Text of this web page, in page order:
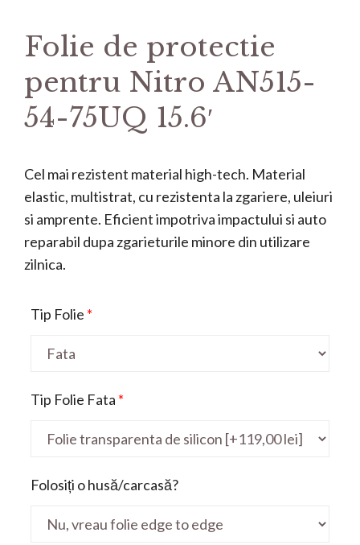
Folie de protectie
pentru Nitro AN515-
54-75UQ 15.6′
Cel mai rezistent material high-tech. Material
elastic, multistrat, cu rezistenta la zgariere, uleiuri
si amprente. Eficient impotriva impactului si auto
reparabil dupa zgarieturile minore din utilizare
zilnica.
Tip Folie *
Tip Folie Fata *
Folosiți o husă/carcasă?